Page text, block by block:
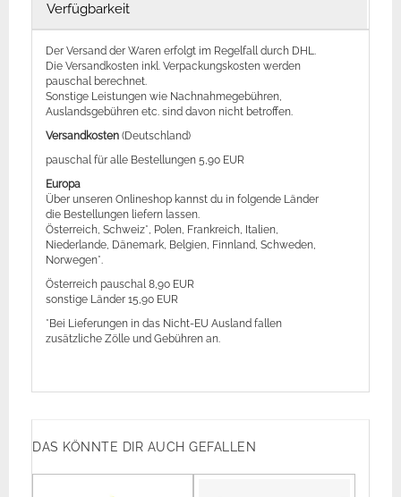
Verfügbarkeit
Der Versand der Waren erfolgt im Regelfall durch DHL.
Die Versandkosten inkl. Verpackungskosten werden
pauschal berechnet.
Sonstige Leistungen wie Nachnahmegebühren,
Auslandsgebühren etc. sind davon nicht betroffen.
Versandkosten (Deutschland)
pauschal für alle Bestellungen 5,90 EUR
Europa
Über unseren Onlineshop kannst du in folgende Länder
die Bestellungen liefern lassen.
Österreich, Schweiz*, Polen, Frankreich, Italien,
Niederlande, Dänemark, Belgien, Finnland, Schweden,
Norwegen*.
Österreich pauschal 8,90 EUR
sonstige Länder 15,90 EUR
*Bei Lieferungen in das Nicht-EU Ausland fallen
zusätzliche Zölle und Gebühren an.
DAS KÖNNTE DIR AUCH GEFALLEN